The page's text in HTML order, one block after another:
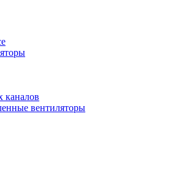
каналов
вентиляторы